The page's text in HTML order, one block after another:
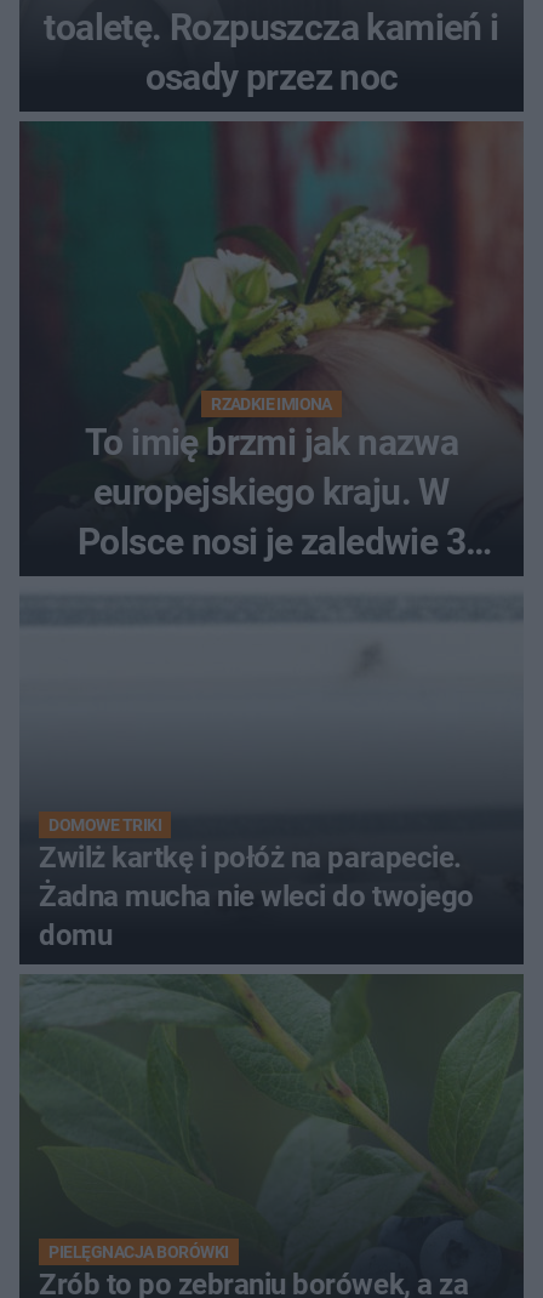
toaletę. Rozpuszcza kamień i
osady przez noc
RZADKIE IMIONA
To imię brzmi jak nazwa
europejskiego kraju. W
Polsce nosi je zaledwie 3
kobiety
DOMOWE TRIKI
Zwilż kartkę i połóż na parapecie.
Żadna mucha nie wleci do twojego
domu
PIELĘGNACJA BORÓWKI
Zrób to po zebraniu borówek, a za